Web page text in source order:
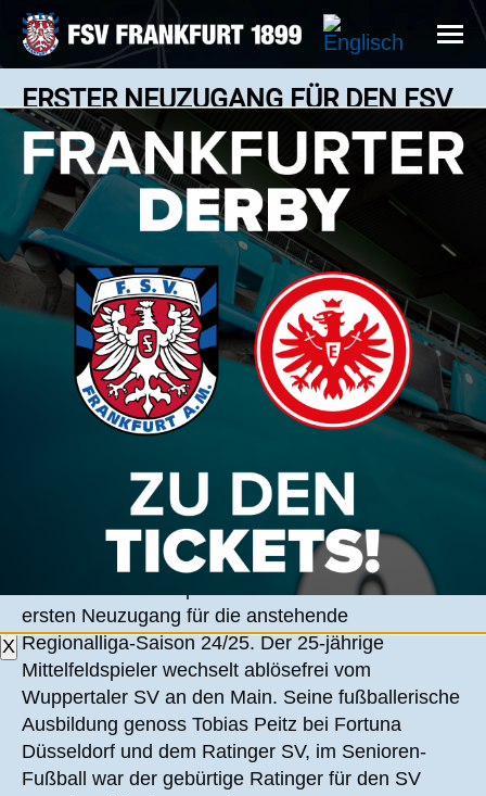
ERSTER NEUZUGANG FÜR DEN FSV
FRANKFURT
News: 07.06.2024
Spielt zukünftig in schwarz-blau: Tobias Peitz
TOBIAS PEITZ WECHSELT VOM
WUPPERTALER SV AN DEN HANG
Der FSV Frankfurt präsentiert mit Tobias Peitz den
ersten Neuzugang für die anstehende
Regionalliga-Saison 24/25. Der 25-jährige
Mittelfeldspieler wechselt ablösefrei vom
Wuppertaler SV an den Main. Seine fußballerische
Ausbildung genoss Tobias Peitz bei Fortuna
Düsseldorf und dem Ratinger SV, im Senioren-
Fußball war der gebürtige Ratinger für den SV
X